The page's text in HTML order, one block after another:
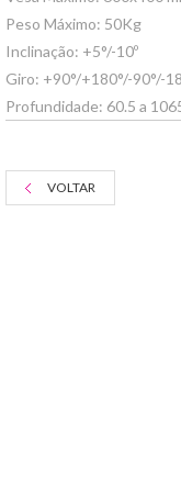
Peso Máximo: 50Kg
Inclinação: +5°/-10º
Giro: +90°/+180°/-90°/-
Profundidade: 60.5 a
VOLTAR